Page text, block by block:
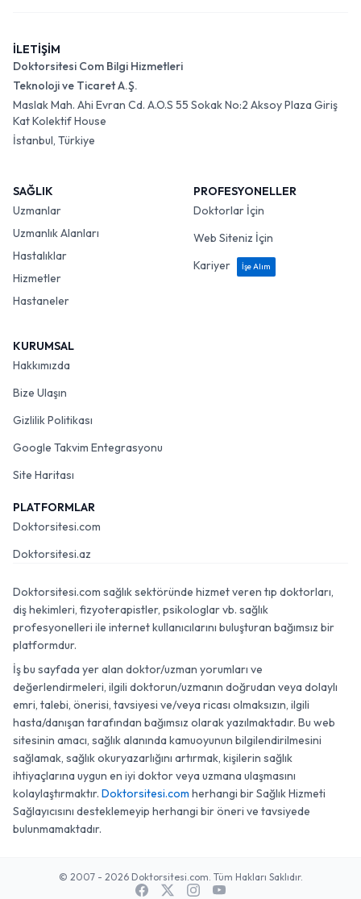
İLETİŞİM
Doktorsitesi Com Bilgi Hizmetleri
Teknoloji ve Ticaret A.Ş.
Maslak Mah. Ahi Evran Cd. A.O.S 55 Sokak No:2 Aksoy Plaza Giriş
Kat Kolektif House
İstanbul, Türkiye
SAĞLIK
Uzmanlar
Uzmanlık Alanları
Hastalıklar
Hizmetler
Hastaneler
PROFESYONELLER
Doktorlar İçin
Web Siteniz İçin
Kariyer
İşe Alım
KURUMSAL
Hakkımızda
Bize Ulaşın
Gizlilik Politikası
Google Takvim Entegrasyonu
Site Haritası
PLATFORMLAR
Doktorsitesi.com
Doktorsitesi.az
Doktorsitesi.com sağlık sektöründe hizmet veren tıp doktorları,
diş hekimleri, fizyoterapistler, psikologlar vb. sağlık
profesyonelleri ile internet kullanıcılarını buluşturan bağımsız bir
platformdur.
İş bu sayfada yer alan doktor/uzman yorumları ve
değerlendirmeleri, ilgili doktorun/uzmanın doğrudan veya dolaylı
emri, talebi, önerisi, tavsiyesi ve/veya ricası olmaksızın, ilgili
hasta/danışan tarafından bağımsız olarak yazılmaktadır. Bu web
sitesinin amacı, sağlık alanında kamuoyunun bilgilendirilmesini
sağlamak, sağlık okuryazarlığını artırmak, kişilerin sağlık
ihtiyaçlarına uygun en iyi doktor veya uzmana ulaşmasını
kolaylaştırmaktır. Doktorsitesi.com herhangi bir Sağlık Hizmeti
Sağlayıcısını desteklemeyip herhangi bir öneri ve tavsiyede
bulunmamaktadır.
© 2007 - 2026 Doktorsitesi.com. Tüm Hakları Saklıdır.